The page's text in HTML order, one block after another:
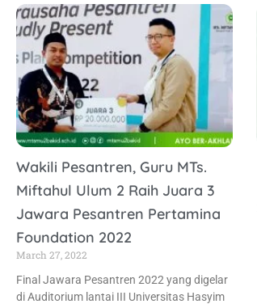
Wakili Pesantren, Guru MTs.
Miftahul Ulum 2 Raih Juara 3
Jawara Pesantren Pertamina
Foundation 2022
March 27, 2022
Final Jawara Pesantren 2022 yang digelar
di Auditorium lantai III Universitas Hasyim